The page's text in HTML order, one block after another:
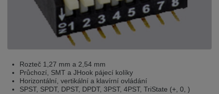
Rozteč 1,27 mm a 2,54 mm
Průchozí, SMT a JHook pájecí kolíky
Horizontální, vertikální a klavírní ovládání
SPST, SPDT, DPST, DPDT, 3PST, 4PST, TriState (+, 0, )